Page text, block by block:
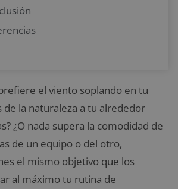
el viento soplando en tu
de la naturaleza a tu alrededor
¿O nada supera la comodidad de
de un equipo o del otro,
el mismo objetivo que los
al máximo tu rutina de